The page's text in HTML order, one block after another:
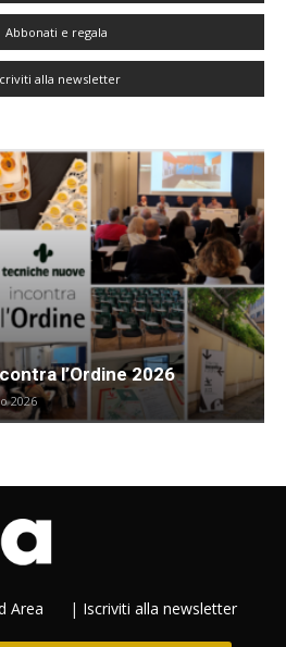
Abbonati e regala
alla newsletter
l’Ordine 2026
2026
Area | Iscriviti alla newsletter